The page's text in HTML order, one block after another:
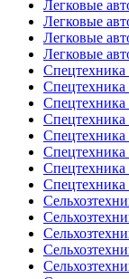
Легковые
Легковые
Легковые
Легковые
Спецтехника
Спецтехника
Спецтехника
Спецтехника